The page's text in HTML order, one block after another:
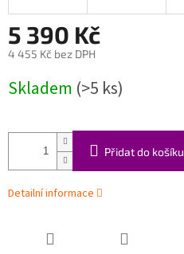
5 390 Kč
4 455 Kč bez DPH
cena:
Skladem (>5 ks)
Přidat do košíku
Detailní informace